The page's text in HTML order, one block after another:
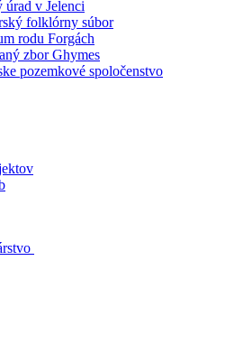
úrad v Jelenci
folklórny súbor
rodu Forgách
zbor Ghymes
pozemkové spoločenstvo